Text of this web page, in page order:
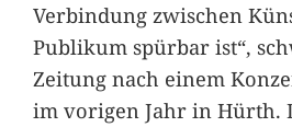
Verbindung zwischen
Publikum spürbar ist“,
Zeitung nach einem
im vorigen Jahr in Hürth.